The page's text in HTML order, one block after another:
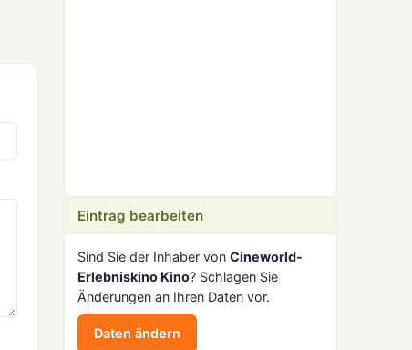
Eintrag bearbeiten
Sind Sie der Inhaber von Cineworld-
Erlebniskino Kino? Schlagen Sie
Änderungen an Ihren Daten vor.
Daten ändern